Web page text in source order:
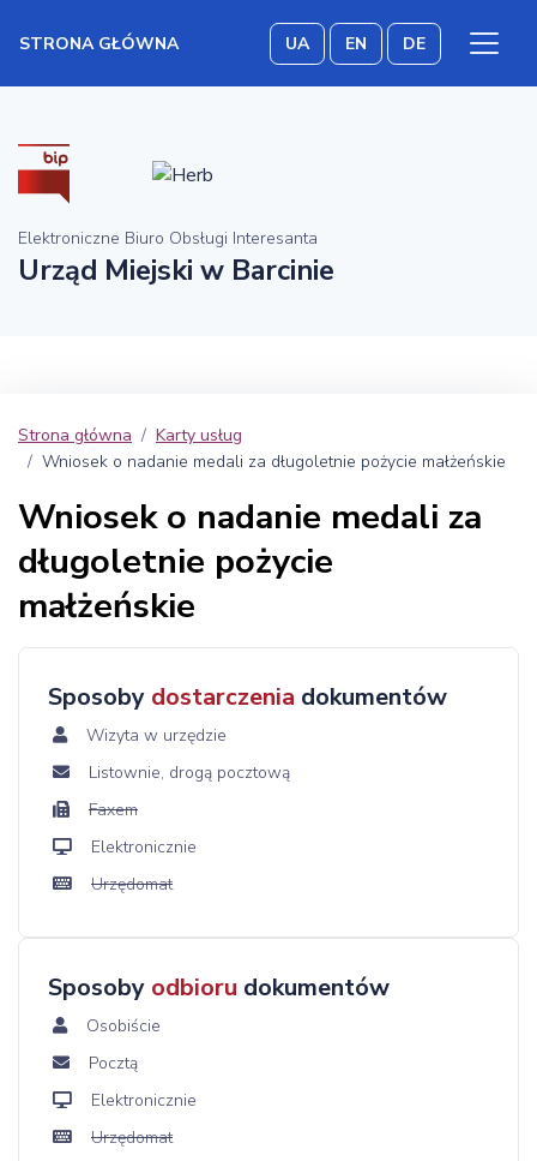
STRONA GŁÓWNA UA EN DE
Elektroniczne Biuro Obsługi Interesanta
Urząd Miejski w Barcinie
Strona główna
Karty usług
Wniosek o nadanie medali za długoletnie pożycie małżeńskie
Wniosek o nadanie medali za
długoletnie pożycie
małżeńskie
Sposoby dostarczenia dokumentów
Wizyta w urzędzie
Listownie, drogą pocztową
Faxem
Elektronicznie
Urzędomat
Sposoby odbioru dokumentów
Osobiście
Pocztą
Elektronicznie
Urzędomat